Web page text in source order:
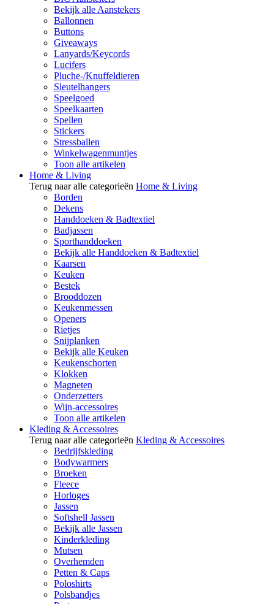
Bekijk alle Aanstekers
Ballonnen
Buttons
Giveaways
Lanyards/Keycords
Lucifers
Pluche-/Knuffeldieren
Sleutelhangers
Speelgoed
Speelkaarten
Spellen
Stickers
Stressballen
Winkelwagenmuntjes
Toon alle artikelen
Home & Living
Terug naar alle categorieën Home & Living
Borden
Dekens
Handdoeken & Badtextiel
Badjassen
Sporthanddoeken
Bekijk alle Handdoeken & Badtextiel
Kaarsen
Keuken
Bestek
Brooddozen
Keukenmessen
Openers
Rietjes
Snijplanken
Bekijk alle Keuken
Keukenschorten
Klokken
Magneten
Onderzetters
Wijn-accessoires
Toon alle artikelen
Kleding & Accessoires
Terug naar alle categorieën Kleding & Accessoires
Bedrijfskleding
Bodywarmers
Broeken
Fleece
Horloges
Jassen
Softshell Jassen
Bekijk alle Jassen
Kinderkleding
Mutsen
Overhemden
Petten & Caps
Poloshirts
Polsbandjes